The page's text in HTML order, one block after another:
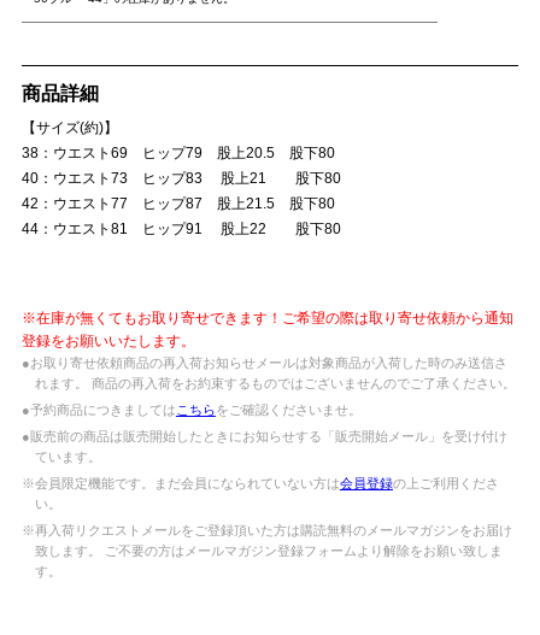
商品詳細
【サイズ(約)】
38：ウエスト69 ヒップ79 股上20.5 股下80
40：ウエスト73 ヒップ83 股上21 股下80
42：ウエスト77 ヒップ87 股上21.5 股下80
44：ウエスト81 ヒップ91 股上22 股下80
※在庫が無くてもお取り寄せできます！ご希望の際は取り寄せ依頼から通知
登録をお願いいたします。
●お取り寄せ依頼商品の再入荷お知らせメールは対象商品が入荷した時のみ送信さ
れます。 商品の再入荷をお約束するものではございませんのでご了承ください。
●予約商品につきましては こちらをご確認くださいませ。
●販売前の商品は販売開始したときにお知らせする「販売開始メール」を受け付け
ています。
※会員限定機能です。まだ会員になられていない方は会員登録の上ご利用くださ
い。
※再入荷リクエストメールをご登録頂いた方は購読無料のメールマガジンをお届け
致します。 ご不要の方はメールマガジン登録フォームより解除をお願い致しま
す。